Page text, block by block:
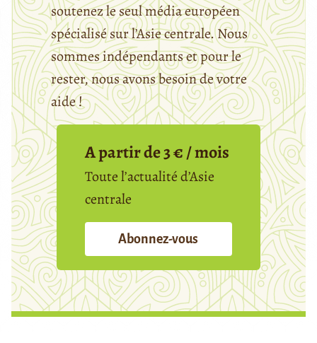
soutenez le seul média européen
spécialisé sur l’Asie centrale. Nous
sommes indépendants et pour le
rester, nous avons besoin de votre
aide !
A partir de 3 € / mois
Toute l’actualité d’Asie
centrale
Abonnez-vous